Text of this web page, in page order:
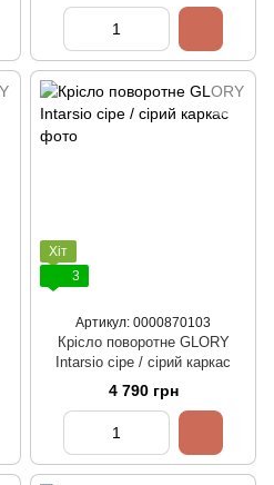
Хіт
3
Артикул: 0000870103
Крісло поворотне GLORY
Intarsio сіре / сірий каркас
4 790 грн